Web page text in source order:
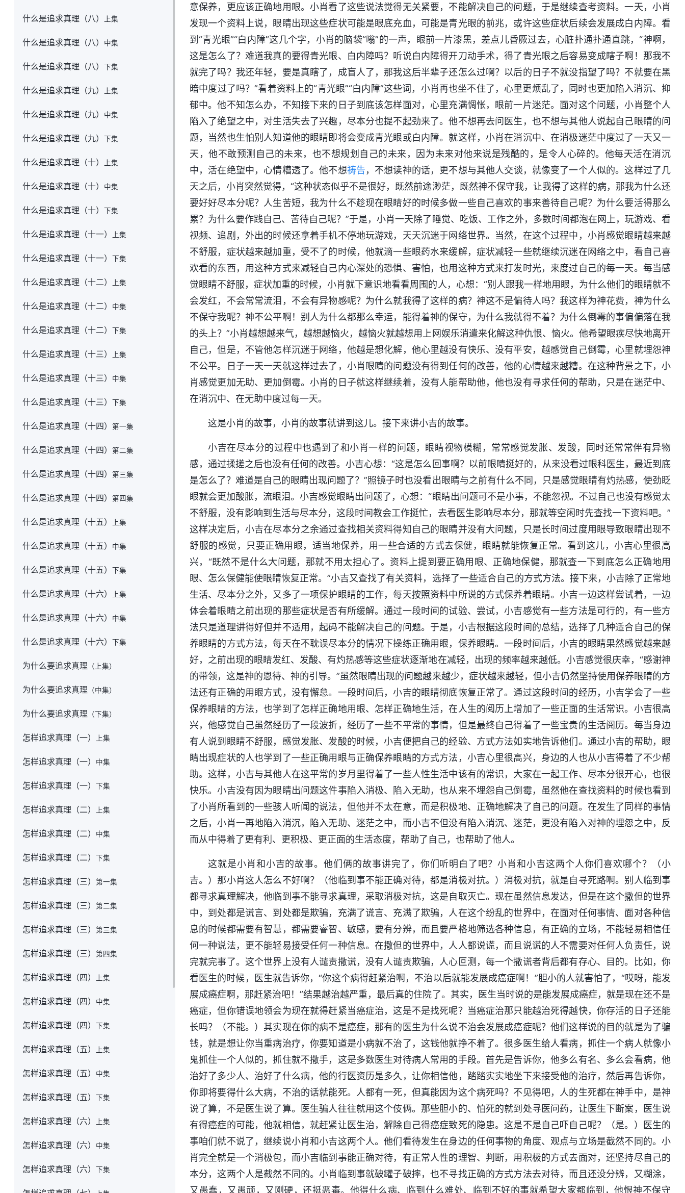
什么是追求真理（八） 上集
什么是追求真理（八） 中集
什么是追求真理（八） 下集
什么是追求真理（九） 上集
什么是追求真理（九） 中集
什么是追求真理（九） 下集
什么是追求真理（十） 上集
什么是追求真理（十） 中集
什么是追求真理（十） 下集
什么是追求真理（十一） 上集
什么是追求真理（十一） 下集
什么是追求真理（十二） 上集
什么是追求真理（十二） 中集
什么是追求真理（十二） 下集
什么是追求真理（十三） 上集
什么是追求真理（十三） 中集
什么是追求真理（十三） 下集
什么是追求真理（十四） 第一集
什么是追求真理（十四） 第二集
什么是追求真理（十四） 第三集
什么是追求真理（十四） 第四集
什么是追求真理（十五） 上集
什么是追求真理（十五） 中集
什么是追求真理（十五） 下集
什么是追求真理（十六） 上集
什么是追求真理（十六） 中集
什么是追求真理（十六） 下集
为什么要追求真理 （上集）
为什么要追求真理 （中集）
为什么要追求真理 （下集）
怎样追求真理（一） 上集
怎样追求真理（一） 中集
怎样追求真理（一） 下集
怎样追求真理（二） 上集
怎样追求真理（二） 中集
怎样追求真理（二） 下集
怎样追求真理（三） 第一集
怎样追求真理（三） 第二集
怎样追求真理（三） 第三集
怎样追求真理（三） 第四集
怎样追求真理（四） 上集
怎样追求真理（四） 中集
怎样追求真理（四） 下集
怎样追求真理（五） 上集
怎样追求真理（五） 中集
怎样追求真理（五） 下集
怎样追求真理（六） 上集
怎样追求真理（六） 中集
怎样追求真理（六） 下集
意保养，更应该正确地用眼。小肖看了这些说法觉得无关紧要，不能解决自己的问题，于是继续查考资料。一天，小肖
发现一个资料上说，眼睛出现这些症状可能是眼底充血，可能是青光眼的前兆，或许这些症状后续会发展成白内障。看
到“青光眼”“白内障”这几个字，小肖的脑袋“嗡”的一声，眼前一片漆黑，差点儿昏厥过去，心脏扑通扑通直跳，“神啊，
这是怎么了？难道我真的要得青光眼、白内障吗？听说白内障得开刀动手术，得了青光眼之后容易变成瞎子啊！那我不
就完了吗？我还年轻，要是真瞎了，成盲人了，那我这后半辈子还怎么过啊？以后的日子不就没指望了吗？不就要在黑
暗中度过了吗？”看着资料上的“青光眼”“白内障”这些词，小肖再也坐不住了，心里更烦乱了，同时也更加陷入消沉、抑
郁中。他不知怎么办，不知接下来的日子到底该怎样面对，心里充满惆怅，眼前一片迷茫。面对这个问题，小肖整个人
陷入了绝望之中，对生活失去了兴趣，尽本分也提不起劲来了。他不想再去问医生，也不想与其他人说起自己眼睛的问
题，当然也生怕别人知道他的眼睛即将会变成青光眼或白内障。就这样，小肖在消沉中、在消极迷茫中度过了一天又一
天，他不敢预测自己的未来，也不想规划自己的未来，因为未来对他来说是残酷的，是令人心碎的。他每天活在消沉
中，活在绝望中，心情糟透了。他不想祷告，不想读神的话，更不想与其他人交谈，就像变了一个人似的。这样过了几
天之后，小肖突然觉得，“这种状态似乎不是很好，既然前途渺茫，既然神不保守我，让我得了这样的病，那我为什么还
要好好尽本分呢？人生苦短，我为什么不趁现在眼睛好的时候多做一些自己喜欢的事来善待自己呢？为什么要活得那么
累？为什么要作践自己、苦待自己呢？”于是，小肖一天除了睡觉、吃饭、工作之外，多数时间都泡在网上，玩游戏、看
视频、追剧，外出的时候还拿着手机不停地玩游戏，天天沉迷于网络世界。当然，在这个过程中，小肖感觉眼睛越来越
不舒服，症状越来越加重，受不了的时候，他就滴一些眼药水来缓解，症状减轻一些就继续沉迷在网络之中，看自己喜
欢看的东西，用这种方式来减轻自己内心深处的恐惧、害怕，也用这种方式来打发时光，来度过自己的每一天。每当感
觉眼睛不舒服，症状加重的时候，小肖就下意识地看看周围的人，心想：“别人跟我一样地用眼，为什么他们的眼睛就不
会发红，不会常常流泪，不会有异物感呢？为什么就我得了这样的病？神这不是偏待人吗？我这样为神花费，神为什么
不保守我呢？神不公平啊！别人为什么都那么幸运，能得着神的保守，为什么我就得不着？为什么倒霉的事偏偏落在我
的头上？”小肖越想越来气，越想越恼火，越恼火就越想用上网娱乐消遣来化解这种仇恨、恼火。他希望眼疾尽快地离开
自己，但是，不管他怎样沉迷于网络，他越是想化解，他心里越没有快乐、没有平安，越感觉自己倒霉，心里就埋怨神
不公平。日子一天一天就这样过去了，小肖眼睛的问题没有得到任何的改善，他的心情越来越糟。在这种背景之下，小
肖感觉更加无助、更加倒霉。小肖的日子就这样继续着，没有人能帮助他，他也没有寻求任何的帮助，只是在迷茫中、
在消沉中、在无助中度过每一天。
这是小肖的故事，小肖的故事就讲到这儿。接下来讲小吉的故事。
小吉在尽本分的过程中也遇到了和小肖一样的问题，眼睛视物模糊，常常感觉发胀、发酸，同时还常常伴有异物
感，通过揉搓之后也没有任何的改善。小吉心想：“这是怎么回事啊？以前眼睛挺好的，从来没看过眼科医生，最近到底
是怎么了？难道是自己的眼睛出现问题了？”照镜子时也没看出眼睛与之前有什么不同，只是感觉眼睛有灼热感，使劲眨
眼就会更加酸胀，流眼泪。小吉感觉眼睛出问题了，心想：“眼睛出问题可不是小事，不能忽视。不过自己也没有感觉太
不舒服，没有影响到生活与尽本分，这段时间教会工作挺忙，去看医生影响尽本分，那就等空闲时先查找一下资料吧。”
这样决定后，小吉在尽本分之余通过查找相关资料得知自己的眼睛并没有大问题，只是长时间过度用眼导致眼睛出现不
舒服的感觉，只要正确用眼，适当地保养，用一些合适的方式去保健，眼睛就能恢复正常。看到这儿，小吉心里很高
兴，“既然不是什么大问题，那就不用太担心了。资料上提到要正确用眼、正确地保健，那就查一下到底怎么正确地用
眼、怎么保健能使眼睛恢复正常。”小吉又查找了有关资料，选择了一些适合自己的方式方法。接下来，小吉除了正常地
生活、尽本分之外，又多了一项保护眼睛的工作，每天按照资料中所说的方式保养着眼睛。小吉一边这样尝试着，一边
体会着眼睛之前出现的那些症状是否有所缓解。通过一段时间的试验、尝试，小吉感觉有一些方法是可行的，有一些方
法只是道理讲得好但并不适用，起码不能解决自己的问题。于是，小吉根据这段时间的总结，选择了几种适合自己的保
养眼睛的方式方法，每天在不耽误尽本分的情况下操练正确用眼，保养眼睛。一段时间后，小吉的眼睛果然感觉越来越
好，之前出现的眼睛发红、发酸、有灼热感等这些症状逐渐地在减轻，出现的频率越来越低。小吉感觉很庆幸，“感谢神
的带领，这是神的恩待、神的引导。”虽然眼睛出现的问题越来越少，症状越来越轻，但小吉仍然坚持使用保养眼睛的方
法还有正确的用眼方式，没有懈怠。一段时间后，小吉的眼睛彻底恢复正常了。通过这段时间的经历，小吉学会了一些
保养眼睛的方法，也学到了怎样正确地用眼、怎样正确地生活，在人生的阅历上增加了一些正面的生活常识。小吉很高
兴，他感觉自己虽然经历了一段波折，经历了一些不平常的事情，但是最终自己得着了一些宝贵的生活阅历。每当身边
有人说到眼睛不舒服，感觉发胀、发酸的时候，小吉便把自己的经验、方式方法如实地告诉他们。通过小吉的帮助，眼
睛出现症状的人也学到了一些正确用眼与正确保养眼睛的方式方法，小吉心里很高兴，身边的人也从小吉得着了不少帮
助。这样，小吉与其他人在这平常的岁月里得着了一些人性生活中该有的常识，大家在一起工作、尽本分很开心，也很
快乐。小吉没有因为眼睛出问题这件事陷入消极、陷入无助，也从来不埋怨自己倒霉，虽然他在查找资料的时候也看到
了小肖所看到的一些骇人听闻的说法，但他并不太在意，而是积极地、正确地解决了自己的问题。在发生了同样的事情
之后，小肖一再地陷入消沉，陷入无助、迷茫之中，而小吉不但没有陷入消沉、迷茫，更没有陷入对神的埋怨之中，反
而从中得着了更有利、更积极、更正面的生活态度，帮助了自己，也帮助了他人。
这就是小肖和小吉的故事。他们俩的故事讲完了，你们听明白了吧？小肖和小吉这两个人你们喜欢哪个？（小
吉。）那小肖这人怎么不好啊？（他临到事不能正确对待，都是消极对抗。）消极对抗，就是自寻死路啊。别人临到事
都寻求真理解决，他临到事不能寻求真理，采取消极对抗，这是自取灭亡。现在虽然信息发达，但是在这个撒但的世界
中，到处都是谎言、到处都是欺骗，充满了谎言、充满了欺骗，人在这个纷乱的世界中，在面对任何事情、面对各种信
息的时候都需要有智慧，都需要睿智、敏感，要有分辨，而且要严格地筛选各种信息，有正确的立场，不能轻易相信任
何一种说法，更不能轻易接受任何一种信息。在撒但的世界中，人人都说谎，而且说谎的人不需要对任何人负责任，说
完就完事了。这个世界上没有人谴责撒谎，没有人谴责欺骗，人心叵测，每一个撒谎者背后都有存心、目的。比如，你
看医生的时候，医生就告诉你，“你这个病得赶紧治啊，不治以后就能发展成癌症啊！”胆小的人就害怕了，“哎呀，能发
展成癌症啊，那赶紧治吧！”结果越治越严重，最后真的住院了。其实，医生当时说的是能发展成癌症，就是现在还不是
癌症，但你错误地领会为现在就得赶紧当癌症治，这是不是找死呢？当癌症治那只能越治死得越快，你存活的日子还能
长吗？（不能。）其实现在你的病不是癌症，那有的医生为什么说不治会发展成癌症呢？他们这样说的目的就是为了骗
钱，就是想让你当重病治疗，你要知道是小病就不治了，这钱他就挣不着了。很多医生给人看病，抓住一个病人就像小
鬼抓住一个人似的，抓住就不撒手，这是多数医生对待病人常用的手段。首先是告诉你，他多么有名、多么会看病，他
治好了多少人、治好了什么病，他的行医资历是多久，让你相信他，踏踏实实地坐下来接受他的治疗，然后再告诉你，
你即将要得什么大病，不治的话就能死。人都有一死，但真能因为这个病死吗？不见得吧，人的生死都在神手中，是神
说了算，不是医生说了算。医生骗人往往就用这个伎俩。那些胆小的、怕死的就到处寻医问药，让医生下断案，医生说
有得癌症的可能，他就相信，就赶紧让医生治，解除自己得癌症致死的隐患。这是不是自己吓自己呢？（是。）医生的
事咱们就不说了，继续说小肖和小吉这两个人。他们看待发生在身边的任何事物的角度、观点与立场是截然不同的。小
肖完全就是一个消极包，而小吉临到事能正确对待，有正常人性的理智、判断，用积极的方式去面对，还坚持尽自己的
本分，这两个人是截然不同的。小肖临到事就破罐子破摔，也不寻找正确的方式方法去对待，而且还没分辨，又糊涂，
又愚蠢，又愚顽，又刚硬，还挺恶毒。他得什么病、临到什么难处、临到不好的事就希望大家都临到，他恨神不保守